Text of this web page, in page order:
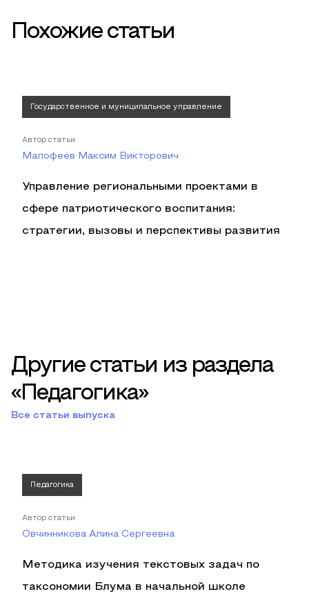
Похожие статьи
Государственное и муниципальное управление
Автор статьи
Малофеев Максим Викторович
Управление региональными проектами в
сфере патриотического воспитания:
стратегии, вызовы и перспективы развития
Другие статьи из раздела
«Педагогика»
Все статьи выпуска
Педагогика
Автор статьи
Овчинникова Алина Сергеевна
Методика изучения текстовых задач по
таксономии Блума в начальной школе